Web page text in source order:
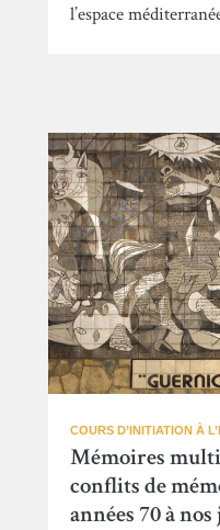
l’espace
COURS D’INITIATION À
Mémoires
conflits de
années 70 à